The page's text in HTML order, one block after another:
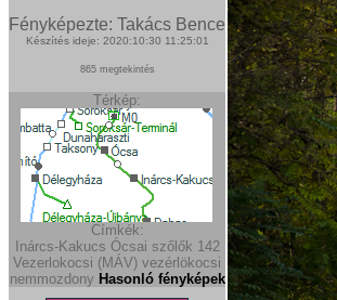
Fényképezte: Takács Bence
Készítés ideje: 2020:10:30 11:25:01
865 megtekintés
Térkép:
Címkék:
Inárcs-Kakucs Ócsai szőlők 142
Vezerlokocsi (MÁV) vezérlökocsi
nemmozdony Hasonló fényképek